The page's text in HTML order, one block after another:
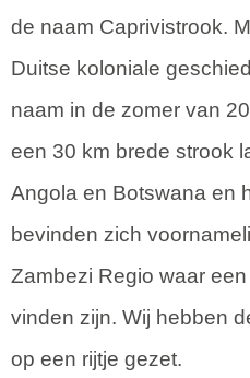
de naam Caprivistrook.
Duitse koloniale
naam in de zomer van
een 30 km brede strook
Angola en Botswana en
bevinden zich
Zambezi Regio waar
vinden zijn. Wij hebben
op een rijtje gezet.